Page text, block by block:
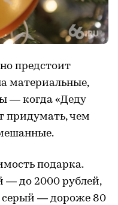
предстоит
материальные,
— когда «Деду
придумать, чем
подарка.
— до 2000 рублей,
серый — дороже 80